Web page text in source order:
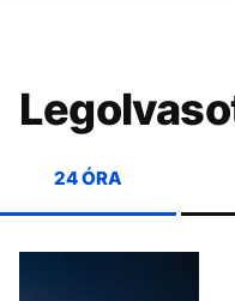
24 ÓRA